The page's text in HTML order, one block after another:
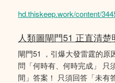
hd.thiskeep.work/content/
人類圖閘門51 正直清
閘門51 ，引爆大發雷霆的原
問「何時有、何時完成」 只
間」答案！ 只須回答「未有